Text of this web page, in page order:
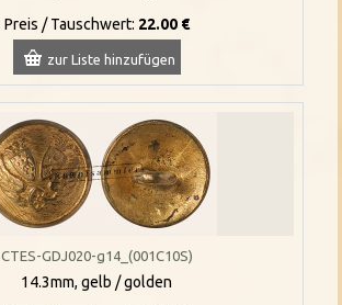
Preis / Tauschwert: 22.00 €
zur Liste hinzufügen
CTES-GDJ020-g14_(001C10S)
14.3mm, gelb / golden